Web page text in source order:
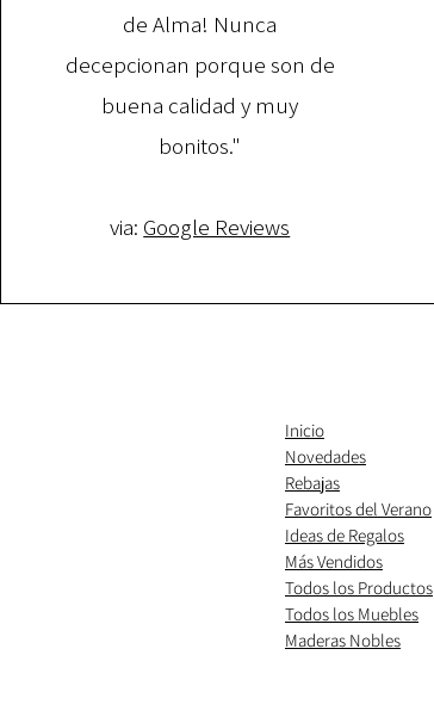
de Alma! Nunca
decepcionan porque son de
buena calidad y muy
bonitos."
via: Google Reviews
Inicio
Novedades
Rebajas
Favoritos del Verano
Ideas de Regalos
​Más Vendidos
Todos los Productos
Todos los Muebles
Maderas Nobles